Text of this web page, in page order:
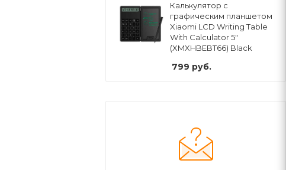
Калькулятор с
графическим планшетом
Xiaomi LCD Writing Table
With Calculator 5"
(XMXHBEBT66) Black
799 руб.